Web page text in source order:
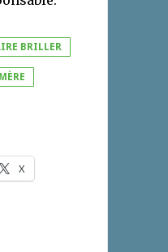
BRILLER
X